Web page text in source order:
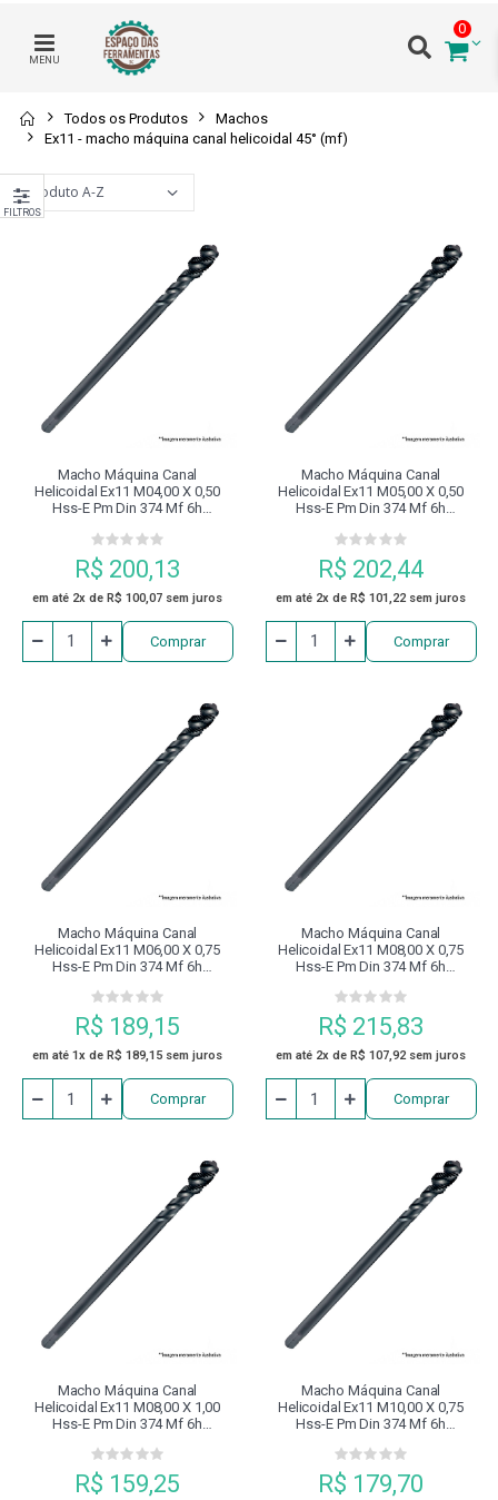
MENU
0
Todos os Produtos
Machos
Ex11 - macho máquina canal helicoidal 45° (mf)
Macho Máquina Canal
Helicoidal Ex11 M04,00 X 0,50
Hss-E Pm Din 374 Mf 6h
R$ 200,13
em até 2x de R$ 100,07 sem juros
Comprar
Macho Máquina Canal
Helicoidal Ex11 M05,00 X 0,50
Hss-E Pm Din 374 Mf 6h
R$ 202,44
em até 2x de R$ 101,22 sem juros
Comprar
Macho Máquina Canal
Helicoidal Ex11 M06,00 X 0,75
Hss-E Pm Din 374 Mf 6h
R$ 189,15
em até 1x de R$ 189,15 sem juros
Comprar
Macho Máquina Canal
Helicoidal Ex11 M08,00 X 0,75
Hss-E Pm Din 374 Mf 6h
R$ 215,83
em até 2x de R$ 107,92 sem juros
Comprar
Macho Máquina Canal
Helicoidal Ex11 M08,00 X 1,00
Hss-E Pm Din 374 Mf 6h
R$ 159,25
Macho Máquina Canal
Helicoidal Ex11 M10,00 X 0,75
Hss-E Pm Din 374 Mf 6h
R$ 179,70
FILTROS